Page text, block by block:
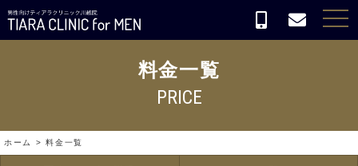
料金一覧
PRICE
ホーム 料金一覧